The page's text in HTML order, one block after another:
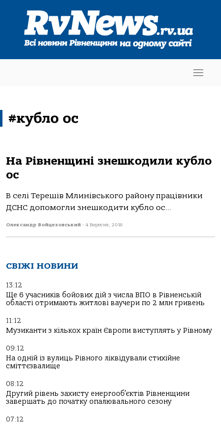
#кубло ос
На Рівненщині знешкодили кубло
ос
В селі Терешів Млинівського району працівники
ДСНС допомогли знешкодити кубло ос...
Олександр Войцеховський - 4 Вересня, 2018
СВІЖІ НОВИНИ
13:12
Ще 6 учасників бойових дій з числа ВПО в Рівненській
області отримають житлові ваучери по 2 млн гривень
11:12
Музиканти з кількох країн Європи виступлять у Рівному
09:12
На одній із вулиць Рівного ліквідували стихійне
сміттєзвалище
08:12
Другий рівень захисту енергооб’єктів Рівненщини
завершать до початку опалювального сезону
07:12